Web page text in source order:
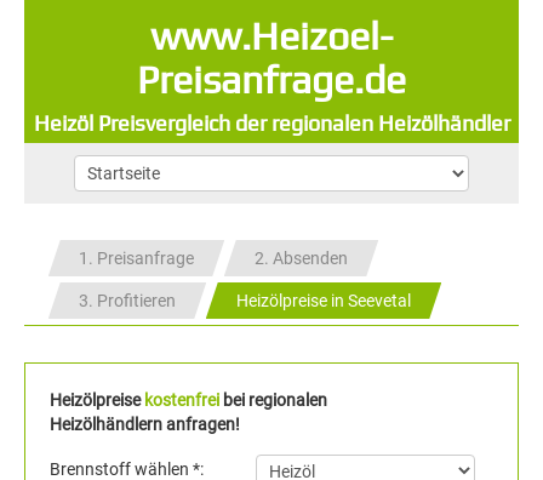
www.Heizoel-
Preisanfrage.de
Heizöl Preisvergleich der regionalen Heizölhändler
1. Preisanfrage 2. Absenden
3. Profitieren Heizölpreise in Seevetal
Heizölpreise kostenfrei bei regionalen
Heizölhändlern anfragen!
Brennstoff wählen *: